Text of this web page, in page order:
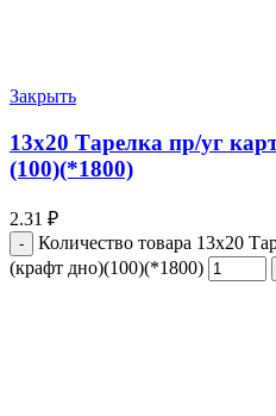
Закрыть
13х20 Тарелка пр/уг
(100)(*1800)
2.31 ₽
Количество товара 13х20
(крафт дно)(100)(*1800)